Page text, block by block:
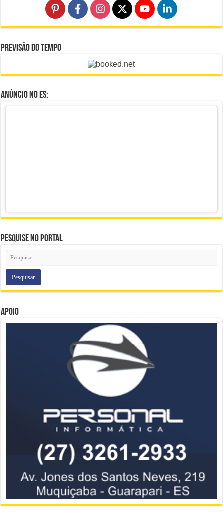
Previsão do Tempo
Anúncio no ES:
Pesquise no portal
Apoio